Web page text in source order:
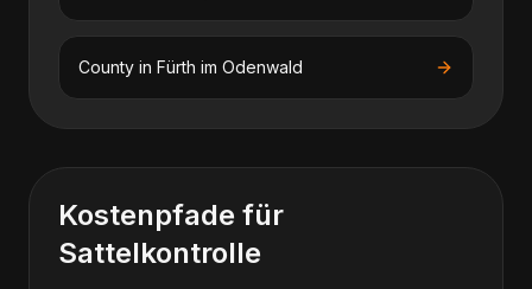
County in Fürth im Odenwald
Kostenpfade für
Sattelkontrolle